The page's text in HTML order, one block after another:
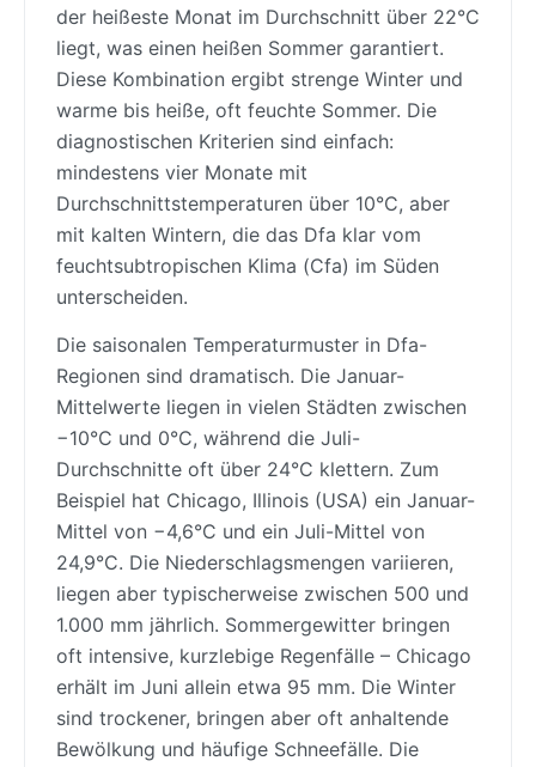
der heißeste Monat im Durchschnitt über 22°C
liegt, was einen heißen Sommer garantiert.
Diese Kombination ergibt strenge Winter und
warme bis heiße, oft feuchte Sommer. Die
diagnostischen Kriterien sind einfach:
mindestens vier Monate mit
Durchschnittstemperaturen über 10°C, aber
mit kalten Wintern, die das Dfa klar vom
feuchtsubtropischen Klima (Cfa) im Süden
unterscheiden.
Die saisonalen Temperaturmuster in Dfa-
Regionen sind dramatisch. Die Januar-
Mittelwerte liegen in vielen Städten zwischen
−10°C und 0°C, während die Juli-
Durchschnitte oft über 24°C klettern. Zum
Beispiel hat Chicago, Illinois (USA) ein Januar-
Mittel von −4,6°C und ein Juli-Mittel von
24,9°C. Die Niederschlagsmengen variieren,
liegen aber typischerweise zwischen 500 und
1.000 mm jährlich. Sommergewitter bringen
oft intensive, kurzlebige Regenfälle – Chicago
erhält im Juni allein etwa 95 mm. Die Winter
sind trockener, bringen aber oft anhaltende
Bewölkung und häufige Schneefälle. Die